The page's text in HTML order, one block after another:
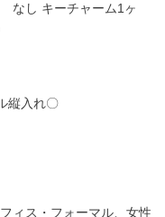
し キーチャーム1ヶ
縦入れ〇
ィス・フォーマル、女性